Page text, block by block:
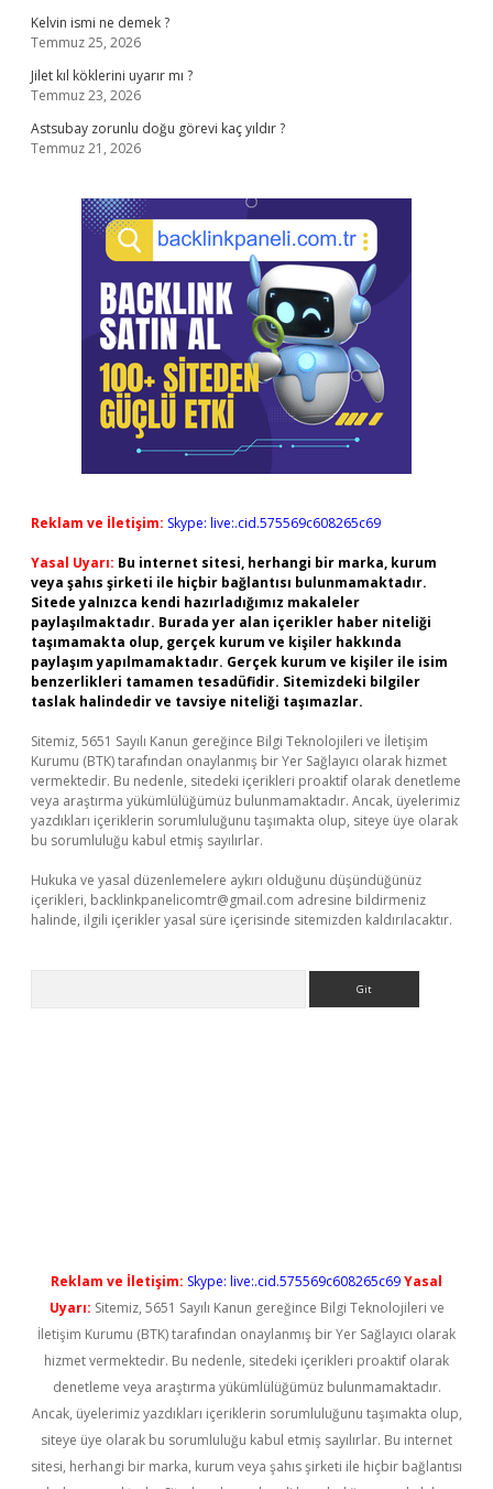
Kelvin ismi ne demek ?
Temmuz 25, 2026
Jilet kıl köklerini uyarır mı ?
Temmuz 23, 2026
Astsubay zorunlu doğu görevi kaç yıldır ?
Temmuz 21, 2026
Reklam ve İletişim: Skype: live:.cid.575569c608265c69
Yasal Uyarı: Bu internet sitesi, herhangi bir marka, kurum
veya şahıs şirketi ile hiçbir bağlantısı bulunmamaktadır.
Sitede yalnızca kendi hazırladığımız makaleler
paylaşılmaktadır. Burada yer alan içerikler haber niteliği
taşımamakta olup, gerçek kurum ve kişiler hakkında
paylaşım yapılmamaktadır. Gerçek kurum ve kişiler ile isim
benzerlikleri tamamen tesadüfidir. Sitemizdeki bilgiler
taslak halindedir ve tavsiye niteliği taşımazlar.
Sitemiz, 5651 Sayılı Kanun gereğince Bilgi Teknolojileri ve İletişim
Kurumu (BTK) tarafından onaylanmış bir Yer Sağlayıcı olarak hizmet
vermektedir. Bu nedenle, sitedeki içerikleri proaktif olarak denetleme
veya araştırma yükümlülüğümüz bulunmamaktadır. Ancak, üyelerimiz
yazdıkları içeriklerin sorumluluğunu taşımakta olup, siteye üye olarak
bu sorumluluğu kabul etmiş sayılırlar.
Hukuka ve yasal düzenlemelere aykırı olduğunu düşündüğünüz
içerikleri, backlinkpanelicomtr@gmail.com adresine bildirmeniz
halinde, ilgili içerikler yasal süre içerisinde sitemizden kaldırılacaktır.
Reklam ve İletişim: Skype: live:.cid.575569c608265c69Yasal
Uyarı: Sitemiz, 5651 Sayılı Kanun gereğince Bilgi Teknolojileri ve
İletişim Kurumu (BTK) tarafından onaylanmış bir Yer Sağlayıcı olarak
hizmet vermektedir. Bu nedenle, sitedeki içerikleri proaktif olarak
denetleme veya araştırma yükümlülüğümüz bulunmamaktadır.
Ancak, üyelerimiz yazdıkları içeriklerin sorumluluğunu taşımakta olup,
siteye üye olarak bu sorumluluğu kabul etmiş sayılırlar. Bu internet
sitesi, herhangi bir marka, kurum veya şahıs şirketi ile hiçbir bağlantısı